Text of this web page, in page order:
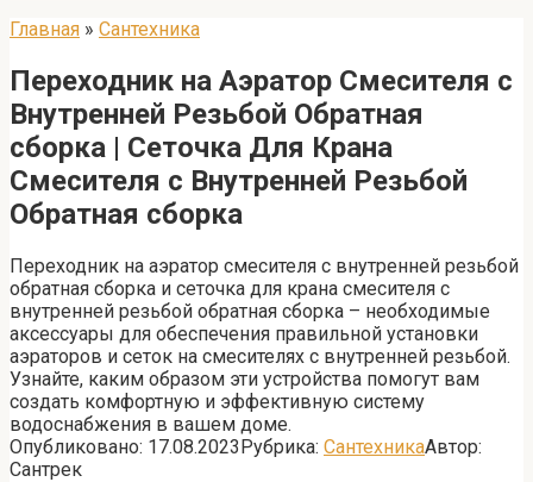
Главная » Сантехника
Переходник на Аэратор Смесителя с
Внутренней Резьбой Обратная
сборка | Сеточка Для Крана
Смесителя с Внутренней Резьбой
Обратная сборка
Переходник на аэратор смесителя с внутренней резьбой
обратная сборка и сеточка для крана смесителя с
внутренней резьбой обратная сборка – необходимые
аксессуары для обеспечения правильной установки
аэраторов и сеток на смесителях с внутренней резьбой.
Узнайте, каким образом эти устройства помогут вам
создать комфортную и эффективную систему
водоснабжения в вашем доме.
Опубликовано: 17.08.2023Рубрика: СантехникаАвтор:
Сантрек